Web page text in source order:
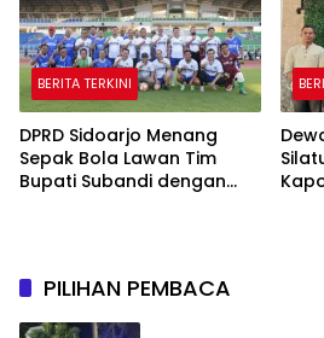
BERITA TERKINI
DPRD Sidoarjo Menang
Sepak Bola Lawan Tim
Bupati Subandi dengan
PILIHAN PEMBACA